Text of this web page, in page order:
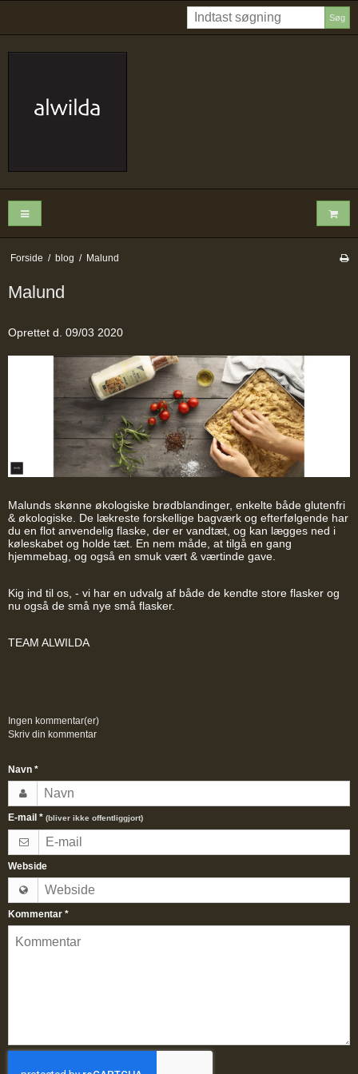
Søg
Forside / blog / Malund
Malund
Oprettet d. 09/03 2020
Malunds skønne økologiske brødblandinger, enkelte både glutenfri
& økologiske. De lækreste forskellige bagværk og efterfølgende har
du en flot anvendelig flaske, der er vandtæt, og kan lægges ned i
køleskabet og holde tæt. En nem måde, at tilgå en gang
hjemmebag, og også en smuk vært & værtinde gave.
Kig ind til os, - vi har en udvalg af både de kendte store flasker og
nu også de små nye små flasker.
TEAM ALWILDA
Ingen kommentar(er)
Skriv din kommentar
Navn *
E-mail * (bliver ikke offentliggjort)
Webside
Kommentar *